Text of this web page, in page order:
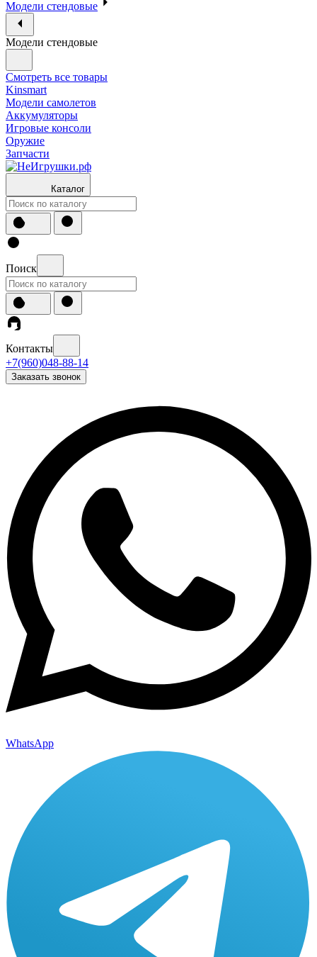
Модели стендовые
Модели стендовые
Смотреть все товары
Kinsmart
Модели самолетов
Аккумуляторы
Игровые консоли
Оружие
Запчасти
Каталог
Поиск
Контакты
+7(960)048-88-14
Заказать звонок
WhatsApp